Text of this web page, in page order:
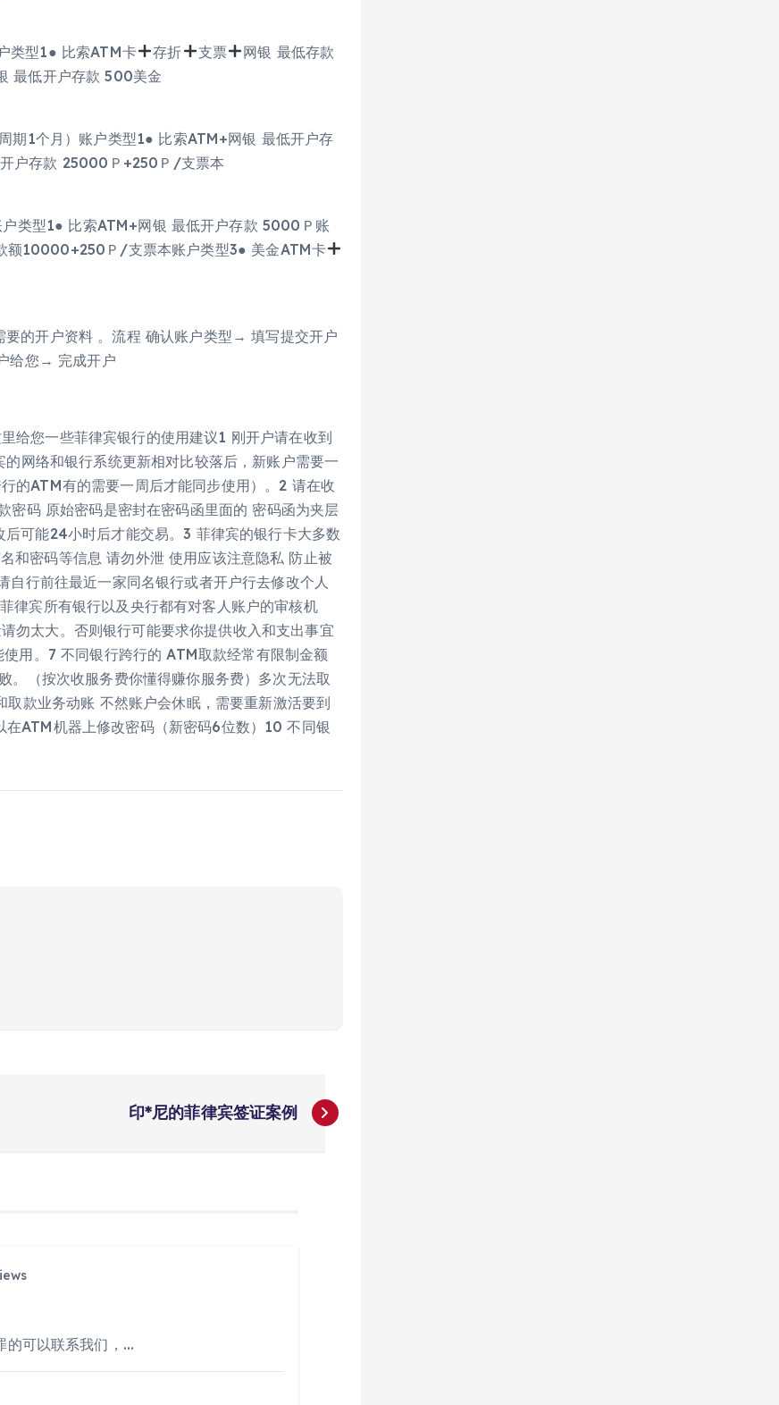
类型1● 比索ATM卡 存折 支票
网银 最低存款
最低开户存款 500美金
1个月）账户类型1● 比索ATM+网银 最低开户存
户存款 25000Ｐ+250Ｐ/支票本
类型1● 比索ATM+网银 最低开户存款 5000Ｐ账
额10000+250Ｐ/支票本账户类型3● 美金ATM卡
的开户资料 。流程 确认账户类型→ 填写提交开户
给您→ 完成开户
给您一些菲律宾银行的使用建议1 刚开户请在收到
网络和银行系统更新相对比较落后，新账户需要一
的ATM有的需要一周后才能同步使用）。2 请在收
码 原始密码是密封在密码函里面的 密码函为夹层
可能24小时后才能交易。3 菲律宾的银行卡大多数
和密码等信息 请勿外泄 使用应该注意隐私 防止被
行前往最近一家同名银行或者开户行去修改个人
律宾所有银行以及央行都有对客人账户的审核机
勿太大。否则银行可能要求你提供收入和支出事宜
用。7 不同银行跨行的 ATM取款经常有限制金额
。（按次收服务费你懂得赚你服务费）多次无法取
款业务动账 不然账户会休眠，需要重新激活要到
ATM机器上修改密码（新密码6位数）10 不同银
印*尼的菲律宾签证案例
的可以联系我们，…